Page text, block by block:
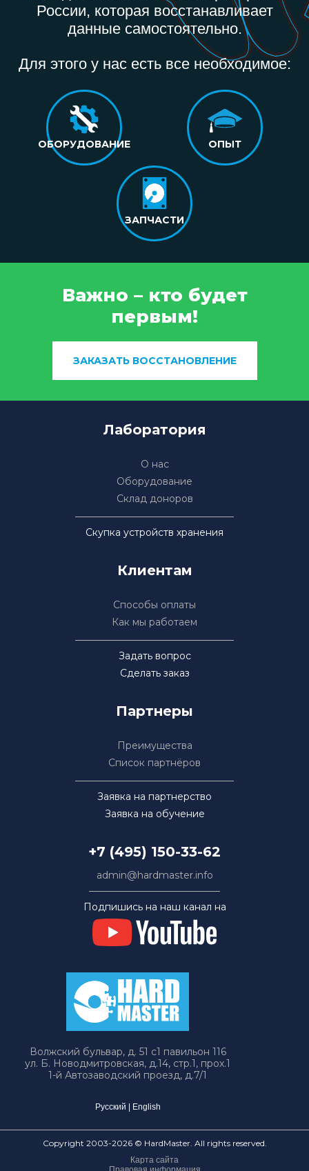
России, которая восстанавливает
данные самостоятельно.
Для этого у нас есть все необходимое:
ОБОРУДОВАНИЕ ОПЫТ
ЗАПЧАСТИ
Важно – кто будет
первым!
ЗАКАЗАТЬ ВОССТАНОВЛЕНИЕ
Лаборатория
О нас
Оборудование
Склад доноров
Скупка устройств хранения
Клиентам
Способы оплаты
Как мы работаем
Задать вопрос
Сделать заказ
Партнеры
Преимущества
Список партнёров
Заявка на партнерство
Заявка на обучение
+7 (495) 150-33-62
admin@hardmaster.info
Подпишись на наш канал на
Волжский бульвар, д. 51 с1 павильон 116
ул. Б. Новодмитровская, д.14, стр.1, прох.1
1-й Автозаводский проезд, д.7/1
Русский English
Copyright 2003-2026 © HardMaster. All rights reserved.
Карта сайта